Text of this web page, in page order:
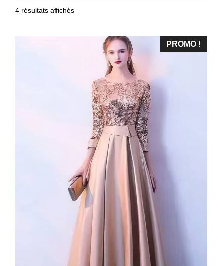
4 résultats affichés
PROMO !